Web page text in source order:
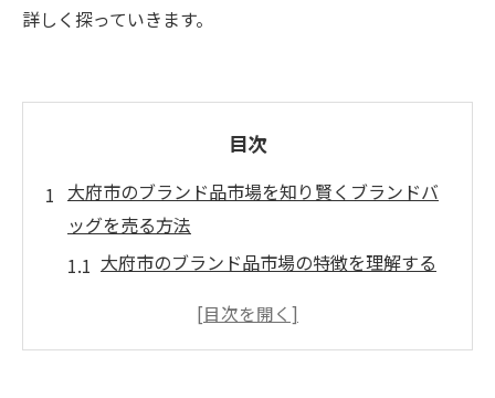
詳しく探っていきます。
目次
大府市のブランド品市場を知り賢くブランドバ
ッグを売る方法
大府市のブランド品市場の特徴を理解する
地域の需要に合わせた売り方を考える